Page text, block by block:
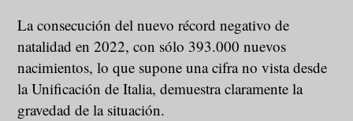
La consecución del nuevo récord negativo de
natalidad en 2022, con sólo 393.000 nuevos
nacimientos, lo que supone una cifra no vista desde
la Unificación de Italia, demuestra claramente la
gravedad de la situación.